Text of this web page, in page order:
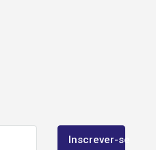
Inscrever-se